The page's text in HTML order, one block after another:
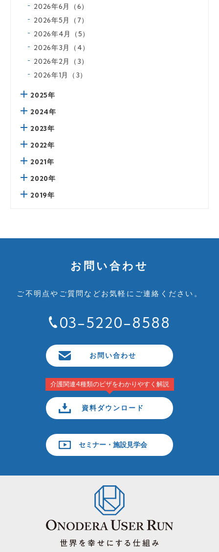
2026年6月（6）
2026年5月（7）
2026年4月（5）
2026年3月（4）
2026年2月（3）
2026年1月（3）
2025年
2024年
2023年
2022年
2021年
2020年
2019年
お問い合わせ
ご不明点やご質問などお気軽にご連絡ください。
03-5220-8588
お問い合わせ
介護関連4種類のビザをわかりやすく解説
資料ダウンロード
セミナー・施設見学会